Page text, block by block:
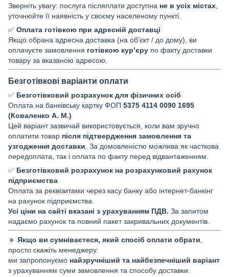
Зверніть увагу: послуга післяплати доступна не в усіх містах
уточнюйте її наявність у своєму населеному пункті.
✅ Оплата готівкою при адресній доставці
Якщо обрана адресна доставка (на об’єкт / до дому), ви
оплачуєте замовлення готівкою кур’єру по факту доставки
товару за вказаною адресою.
Безготівкові варіанти оплати
✅ Безготівковий розрахунок для фізичних осіб
Оплата на банківську картку ФОП 5375 4114 0090 1695
(Коваленко А. М.)
Цей варіант зазвичай використовується, коли вам зручно
оплатити товар після підтвердження замовлення та
узгодження доставки . За домовленістю можлива як часткова
передоплата, так і оплата по факту перед відвантаженням.
✅ Безготівковий розрахунок на розрахунковий рахунок
підприємства
Оплата за реквізитами через касу банку або інтернет-банкінг
на рахунок підприємства.
Усі ціни на сайті вказані з урахуванням ПДВ. За запитом
надаємо рахунок та повний пакет закривальних документів.
🔹 Якщо ви сумніваєтеся, який спосіб оплати обрати
просто скажіть менеджеру:
ми запропонуємо найзручніший та найбезпечніший варіант
з урахуванням суми замовлення та способу доставки.